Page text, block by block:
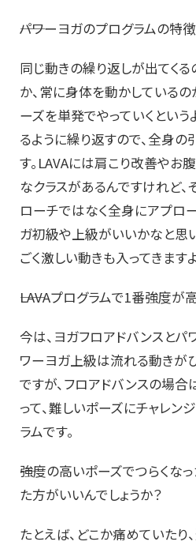
――パワーヨガのプログラムの特
同じ動きの繰り返しが出てく
か、常に身体を動かしている
ーズを単発でやっていくとい
るように繰り返すので、全身
す。LAVAには肩こり改善やお
なクラスがあるんですけれど
ローチではなく全身にアプロ
ガ初級や上級がいいかなと思
ごく激しい動きも入ってきますよ
――LAVAプログラムで1番強度が
今は、ヨガフロアドバンスとパ
ワーヨガ上級は流れる動きが
ですが、フロアドバンスの場合
って、難しいポーズにチャレン
ラムです。
――強度の高いポーズでつらくな
た方がいいんでしょうか？
たとえば、どこか痛めていた